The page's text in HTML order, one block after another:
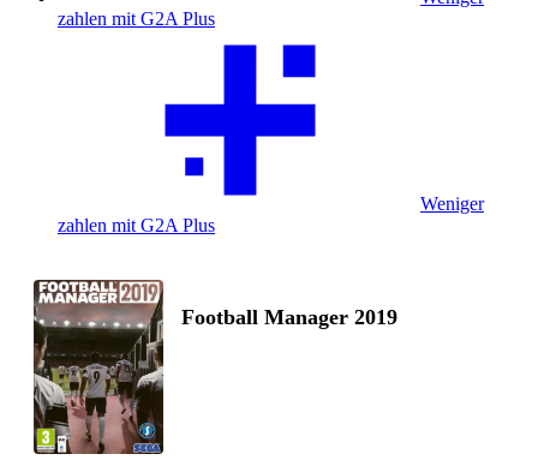
zahlen mit G2A Plus
Weniger
zahlen mit G2A Plus
Football Manager 2019